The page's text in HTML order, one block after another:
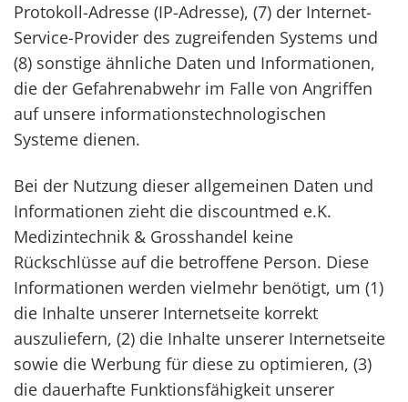
Protokoll-Adresse (IP-Adresse), (7) der Internet-
Service-Provider des zugreifenden Systems und
(8) sonstige ähnliche Daten und Informationen,
die der Gefahrenabwehr im Falle von Angriffen
auf unsere informationstechnologischen
Systeme dienen.
Bei der Nutzung dieser allgemeinen Daten und
Informationen zieht die discountmed e.K.
Medizintechnik & Grosshandel keine
Rückschlüsse auf die betroffene Person. Diese
Informationen werden vielmehr benötigt, um (1)
die Inhalte unserer Internetseite korrekt
auszuliefern, (2) die Inhalte unserer Internetseite
sowie die Werbung für diese zu optimieren, (3)
die dauerhafte Funktionsfähigkeit unserer